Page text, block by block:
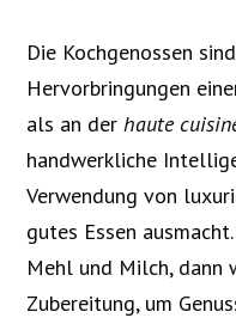
Die Kochgenossen
Hervorbringungen
als an derhaute
handwerkliche
Verwendung von
gutes Essen
Mehl und Milch, dann
Zubereitung, um